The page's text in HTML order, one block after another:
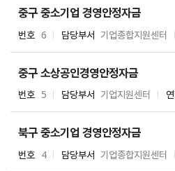
중구 중소기업 경영안정자금
번호 6 담당부서 기업종합지원센터
중구 소상공인경영안정자금
번호 5 담당부서 기업지원센터
북구 중소기업 경영안정자금
번호 4 담당부서 기업종합지원센터